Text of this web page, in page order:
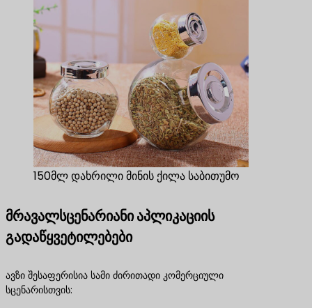
150მლ დახრილი მინის ქილა საბითუმო
მრავალსცენარიანი აპლიკაციის
გადაწყვეტილებები
ავზი შესაფერისია სამი ძირითადი კომერციული
სცენარისთვის: